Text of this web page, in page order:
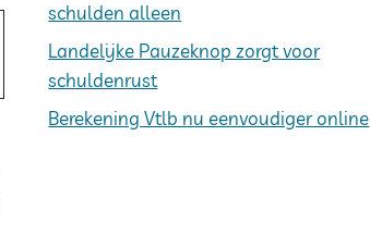
schulden alleen
Landelijke Pauzeknop zorgt voor
schuldenrust
Berekening Vtlb nu eenvoudiger online